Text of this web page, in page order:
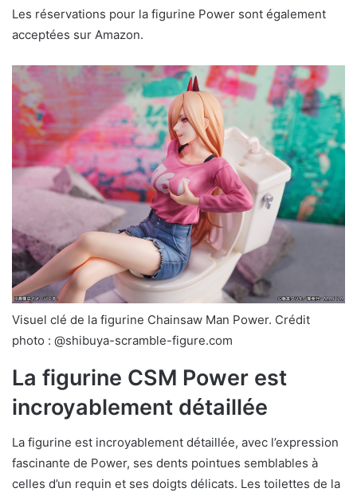
Les réservations pour la figurine Power sont également
acceptées sur Amazon.
Visuel clé de la figurine Chainsaw Man Power. Crédit
photo : @shibuya-scramble-figure.com
La figurine CSM Power est
incroyablement détaillée
La figurine est incroyablement détaillée, avec l’expression
fascinante de Power, ses dents pointues semblables à
celles d’un requin et ses doigts délicats. Les toilettes de la